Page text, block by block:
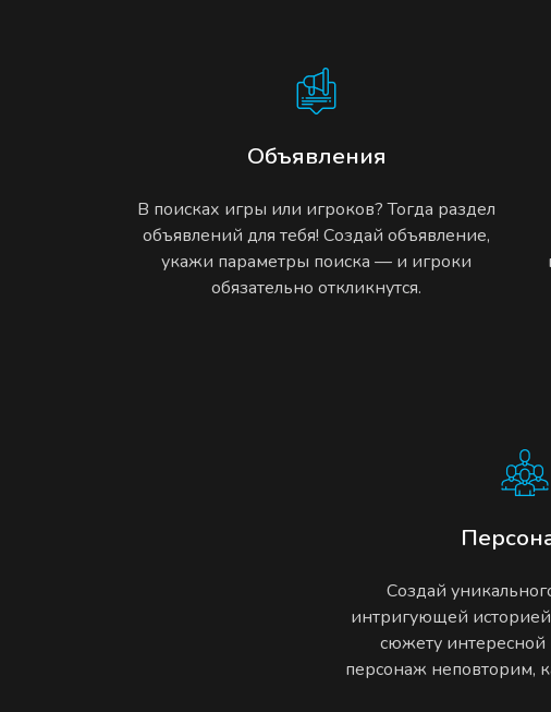
Объявления
В поисках игры или игроков? Тогда раздел
объявлений для тебя! Создай объявление,
укажи параметры поиска — и игроки
обязательно откликнутся.
Создай
интригующей
сюжету
персонаж неповторим,